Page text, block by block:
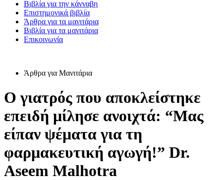
Βιβλία για την κάνναβη
Επιστημονικά βιβλία
Άρθρα για τα μανιτάρια
Βιβλία για τα μανιτάρια
Επικοινωνία
Άρθρα για Μανιτάρια
Ο γιατρός που αποκλείστηκε
επειδή μίλησε ανοιχτά: “Μας
είπαν ψέματα για τη
φαρμακευτική αγωγή!” Dr.
Aseem Malhotra